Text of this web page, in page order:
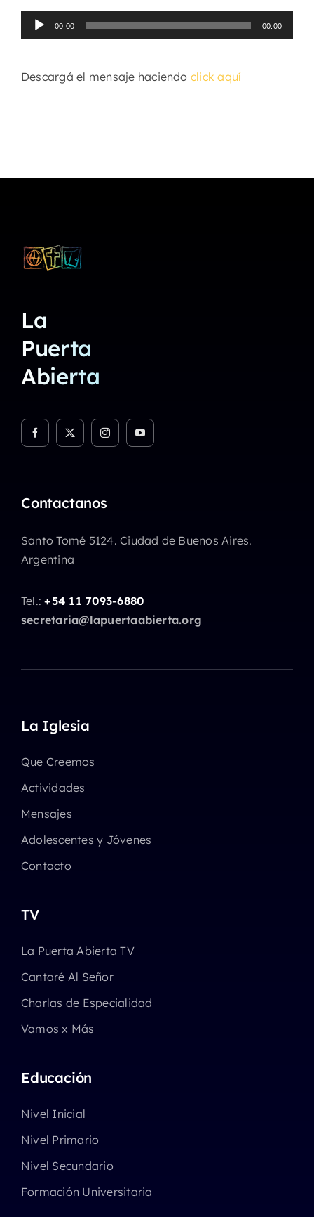
Reproductor
de
00:00 00:00
Descargá el mensaje haciendo click aquí
La
Puerta
Abierta
Contactanos
Santo Tomé 5124. Ciudad de Buenos Aires.
Argentina
Tel.:+54 11 7093-6880
secretaria@lapuertaabierta.org
La Iglesia
Que Creemos
Actividades
Mensajes
Adolescentes y Jóvenes
Contacto
TV
La Puerta Abierta TV
Cantaré Al Señor
Charlas de Especialidad
Vamos x Más
Educación
Nivel Inicial
Nivel Primario
Nivel Secundario
Formación Universitaria